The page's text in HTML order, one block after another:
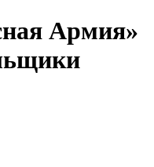
Армия»